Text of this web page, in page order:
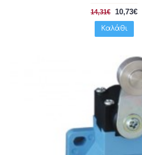
14,31€ 10,73€
Καλάθι